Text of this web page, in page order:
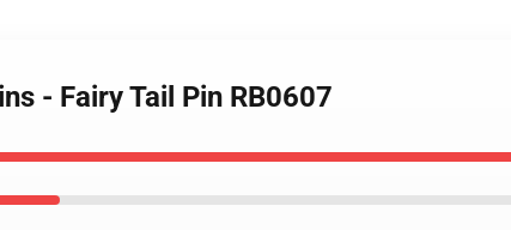
- Fairy Tail Pin RB0607